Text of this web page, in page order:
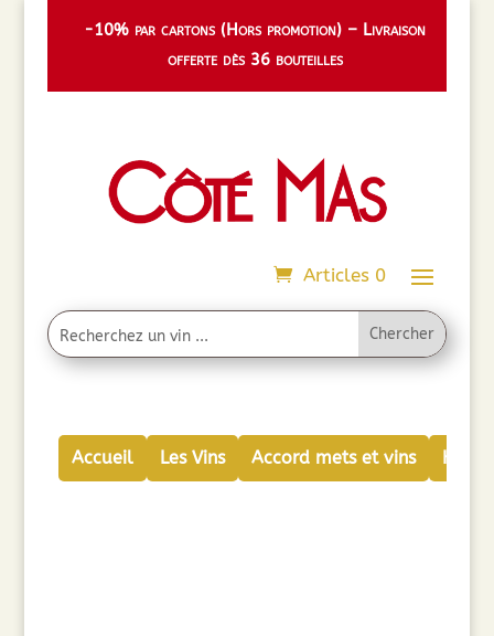
-10% par cartons (Hors promotion) – Livraison
offerte dès 36 bouteilles
Articles 0
Accueil Les Vins Accord mets et vins